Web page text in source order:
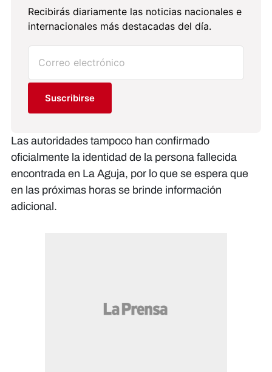
Recibirás diariamente las noticias nacionales e
internacionales más destacadas del día.
Suscribirse
Las autoridades tampoco han confirmado
oficialmente la identidad de la persona fallecida
encontrada en La Aguja, por lo que se espera que
en las próximas horas se brinde información
adicional.